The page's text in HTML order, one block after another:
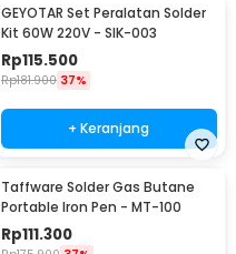
GEYOTAR Set Peralatan Solder
Kit 60W 220V - SIK-003
Rp115.500
Rp181.900 37%
+ Keranjang
Taffware Solder Gas Butane
Portable Iron Pen - MT-100
Rp111.300